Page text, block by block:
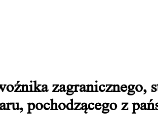
zagranicznego,
pochodzącego z